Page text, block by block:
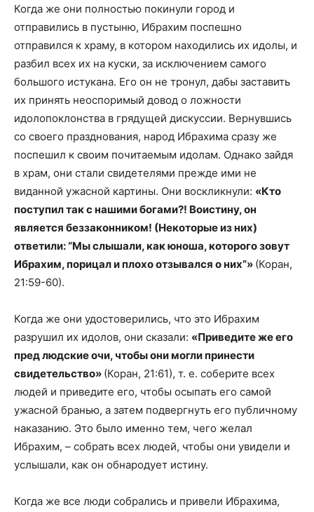
Когда же они полностью покинули город и
отправились в пустыню, Ибрахим поспешно
отправился к храму, в котором находились их идолы, и
разбил всех их на куски, за исключением самого
большого истукана. Его он не тронул, дабы заставить
их принять неоспоримый довод о ложности
идолопоклонства в грядущей дискуссии. Вернувшись
со своего празднования, народ Ибрахима сразу же
поспешил к своим почитаемым идолам. Однако зайдя
в храм, они стали свидетелями прежде ими не
виданной ужасной картины. Они воскликнули: «Кто
поступил так с нашими богами?! Воистину, он
является беззаконником! (Некоторые из них)
ответили: “Мы слышали, как юноша, которого зовут
Ибрахим, порицал и плохо отзывался о них”» (Коран,
21:59-60).
Когда же они удостоверились, что это Ибрахим
разрушил их идолов, они сказали: «Приведите же его
пред людские очи, чтобы они могли принести
свидетельство» (Коран, 21:61), т. е. соберите всех
людей и приведите его, чтобы осыпать его самой
ужасной бранью, а затем подвергнуть его публичному
наказанию. Это было именно тем, чего желал
Ибрахим, – собрать всех людей, чтобы они увидели и
услышали, как он обнародует истину.
Когда же все люди собрались и привели Ибрахима,